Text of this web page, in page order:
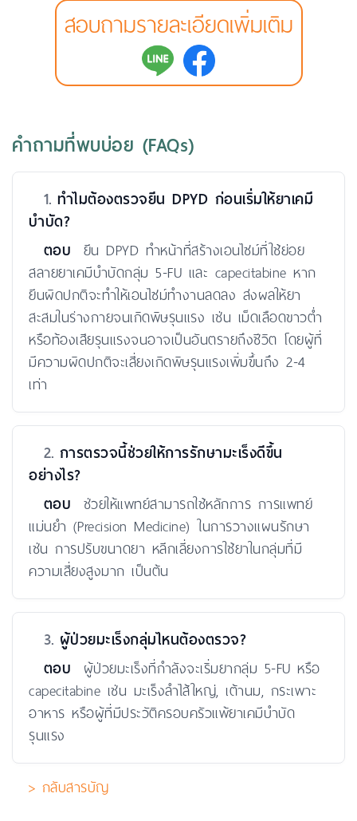
สอบถามรายละเอียดเพิ่มเติม
คำถามที่พบบ่อย (FAQs)
1. ทำไมต้องตรวจยีน DPYD ก่อนเริ่มให้ยาเคมี
บำบัด?
ตอบ ยีน DPYD ทำหน้าที่สร้างเอนไซม์ที่ใช้ย่อย
สลายยาเคมีบำบัดกลุ่ม 5-FU และ capecitabine หาก
ยีนผิดปกติจะทำให้เอนไซม์ทำงานลดลง ส่งผลให้ยา
สะสมในร่างกายจนเกิดพิษรุนแรง เช่น เม็ดเลือดขาวต่ำ
หรือท้องเสียรุนแรงจนอาจเป็นอันตรายถึงชีวิต โดยผู้ที่
มีความผิดปกติจะเสี่ยงเกิดพิษรุนแรงเพิ่มขึ้นถึง 2-4
เท่า
2. การตรวจนี้ช่วยให้การรักษามะเร็งดีขึ้น
อย่างไร?
ตอบ ช่วยให้แพทย์สามารถใช้หลักการ การแพทย์
แม่นยำ (Precision Medicine) ในการวางแผนรักษา
เช่น การปรับขนาดยา หลีกเลี่ยงการใช้ยาในกลุ่มที่มี
ความเสี่ยงสูงมาก เป็นต้น
3. ผู้ป่วยมะเร็งกลุ่มไหนต้องตรวจ?
ตอบ ผู้ป่วยมะเร็งที่กำลังจะเริ่มยากลุ่ม 5-FU หรือ
capecitabine เช่น มะเร็งลำไส้ใหญ่, เต้านม, กระเพาะ
อาหาร หรือผู้ที่มีประวัติครอบครัวแพ้ยาเคมีบำบัด
รุนแรง
> กลับสารบัญ